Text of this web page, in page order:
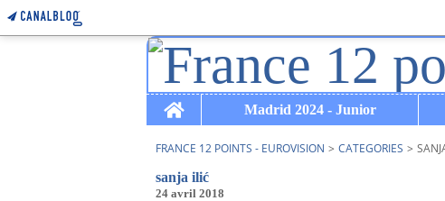
Home
Madrid 2024 - Junior
FRANCE 12 POINTS - EUROVISION > CATEGORIES >
sanja ilić
24 avril 2018